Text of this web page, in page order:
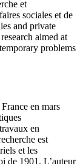
et
sociales et de
and private
aimed at
problems
en mars
en
est
et les
de 1901. L’auteur